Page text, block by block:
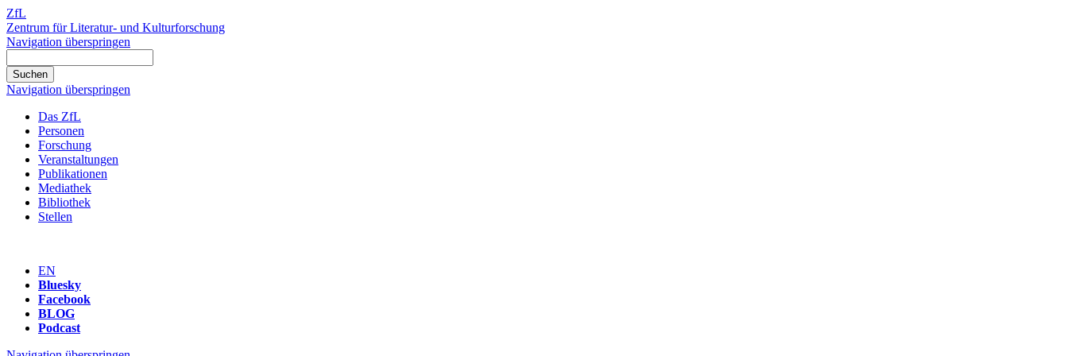
ZfL
Zentrum für Literatur- und Kulturforschung
Navigation überspringen
Navigation überspringen
Das ZfL
Personen
Forschung
Veranstaltungen
Publikationen
Mediathek
Bibliothek
Stellen
EN
Bluesky
Facebook
BLOG
Podcast